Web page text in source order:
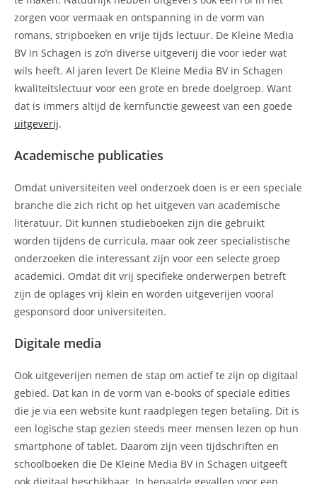
zorgen voor vermaak en ontspanning in de vorm van
romans, stripboeken en vrije tijds lectuur. De Kleine Media
BV in Schagen is zo’n diverse uitgeverij die voor ieder wat
wils heeft. Al jaren levert De Kleine Media BV in Schagen
kwaliteitslectuur voor een grote en brede doelgroep. Want
dat is immers altijd de kernfunctie geweest van een goede
uitgeverij.
Academische publicaties
Omdat universiteiten veel onderzoek doen is er een speciale
branche die zich richt op het uitgeven van academische
literatuur. Dit kunnen studieboeken zijn die gebruikt
worden tijdens de curricula, maar ook zeer specialistische
onderzoeken die interessant zijn voor een selecte groep
academici. Omdat dit vrij specifieke onderwerpen betreft
zijn de oplages vrij klein en worden uitgeverijen vooral
gesponsord door universiteiten.
Digitale media
Ook uitgeverijen nemen de stap om actief te zijn op digitaal
gebied. Dat kan in de vorm van e-books of speciale edities
die je via een website kunt raadplegen tegen betaling. Dit is
een logische stap gezien steeds meer mensen lezen op hun
smartphone of tablet. Daarom zijn veen tijdschriften en
schoolboeken die De Kleine Media BV in Schagen uitgeeft
ook digitaal beschikbaar. In bepaalde gevallen voor een